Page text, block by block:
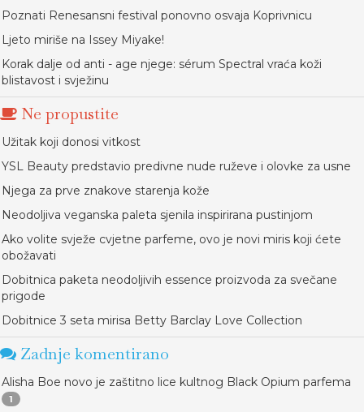
Poznati Renesansni festival ponovno osvaja Koprivnicu
Ljeto miriše na Issey Miyake!
Korak dalje od anti - age njege: sérum Spectral vraća koži
blistavost i svježinu
Ne propustite
Užitak koji donosi vitkost
YSL Beauty predstavio predivne nude ruževe i olovke za usne
Njega za prve znakove starenja kože
Neodoljiva veganska paleta sjenila inspirirana pustinjom
Ako volite svježe cvjetne parfeme, ovo je novi miris koji ćete
obožavati
Dobitnica paketa neodoljivih essence proizvoda za svečane
prigode
Dobitnice 3 seta mirisa Betty Barclay Love Collection
Zadnje komentirano
Alisha Boe novo je zaštitno lice kultnog Black Opium parfema
1